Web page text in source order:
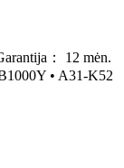
： 12 mėn.
• A31-K52